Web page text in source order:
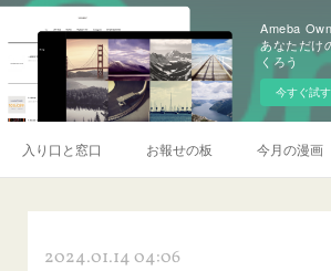
Ameba
あなただけ
くろう
今すぐ試す
入り口と窓口 お報せの板 今月の漫画
2024.01.14 04:06